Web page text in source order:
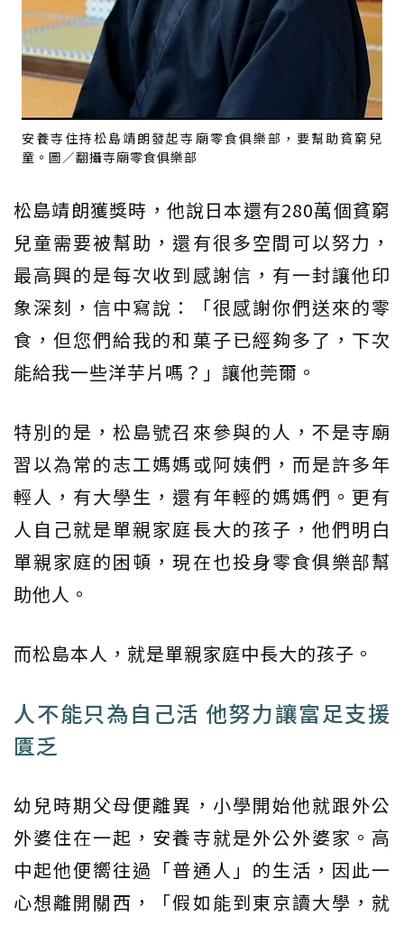
安養寺住持松島靖朗發起寺廟零食俱樂部，要幫助貧窮兒
童。圖／翻攝寺廟零食俱樂部
松島靖朗獲獎時，他說日本還有280萬個貧窮
兒童需要被幫助，還有很多空間可以努力，
最高興的是每次收到感謝信，有一封讓他印
象深刻，信中寫說：「很感謝你們送來的零
食，但您們給我的和菓子已經夠多了，下次
能給我一些洋芋片嗎？」讓他莞爾。
特別的是，松島號召來參與的人，不是寺廟
習以為常的志工媽媽或阿姨們，而是許多年
輕人，有大學生，還有年輕的媽媽們。更有
人自己就是單親家庭長大的孩子，他們明白
單親家庭的困頓，現在也投身零食俱樂部幫
助他人。
而松島本人，就是單親家庭中長大的孩子。
人不能只為自己活 他努力讓富足支援
匱乏
幼兒時期父母便離異，小學開始他就跟外公
外婆住在一起，安養寺就是外公外婆家。高
中起他便嚮往過「普通人」的生活，因此一
心想離開關西，「假如能到東京讀大學，就